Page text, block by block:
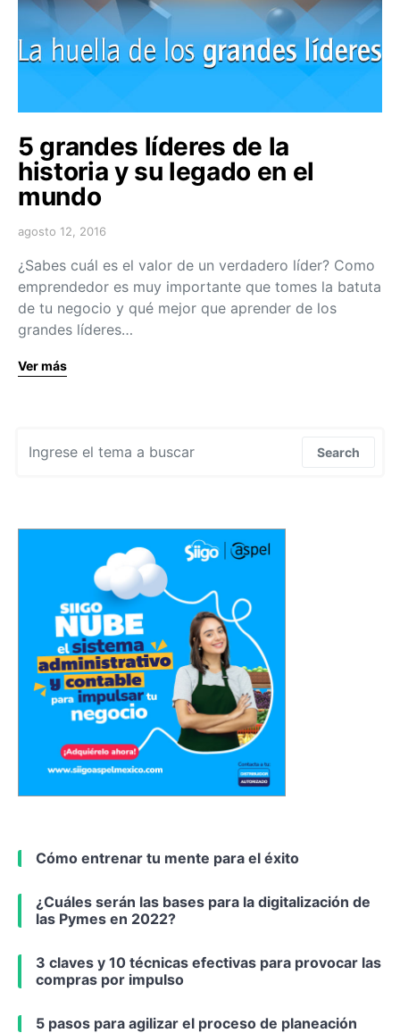
5 grandes líderes de la
historia y su legado en el
mundo
agosto 12, 2016
¿Sabes cuál es el valor de un verdadero líder? Como
emprendedor es muy importante que tomes la batuta
de tu negocio y qué mejor que aprender de los
grandes líderes…
Ver más
Search
Cómo entrenar tu mente para el éxito
¿Cuáles serán las bases para la digitalización de
las Pymes en 2022?
3 claves y 10 técnicas efectivas para provocar las
compras por impulso
5 pasos para agilizar el proceso de planeación